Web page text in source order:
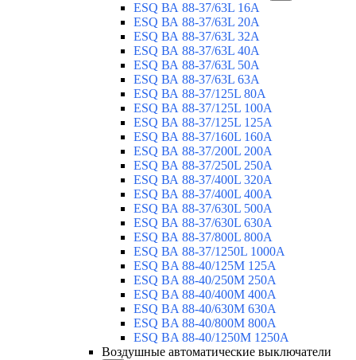
ESQ ВА 88-37/63L 16A
ESQ ВА 88-37/63L 20A
ESQ ВА 88-37/63L 32A
ESQ ВА 88-37/63L 40A
ESQ ВА 88-37/63L 50A
ESQ ВА 88-37/63L 63A
ESQ ВА 88-37/125L 80A
ESQ ВА 88-37/125L 100A
ESQ ВА 88-37/125L 125A
ESQ ВА 88-37/160L 160A
ESQ ВА 88-37/200L 200A
ESQ ВА 88-37/250L 250A
ESQ ВА 88-37/400L 320A
ESQ ВА 88-37/400L 400A
ESQ ВА 88-37/630L 500A
ESQ ВА 88-37/630L 630A
ESQ ВА 88-37/800L 800A
ESQ ВА 88-37/1250L 1000A
ESQ BA 88-40/125M 125A
ESQ BA 88-40/250M 250A
ESQ BA 88-40/400M 400A
ESQ BA 88-40/630М 630A
ESQ BA 88-40/800M 800A
ESQ BA 88-40/1250М 1250A
Воздушные автоматические выключатели